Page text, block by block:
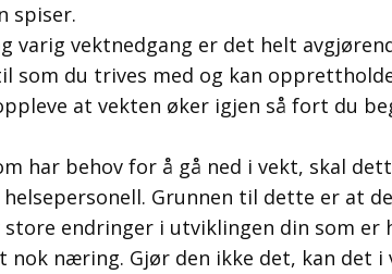
spiser.
varig vektnedgang er det helt
som du trives med og kan
at vekten øker igjen så fort du
har behov for å gå ned i vekt, skal
Grunnen til dette er at
endringer i utviklingen din som er
næring. Gjør den ikke det, kan det